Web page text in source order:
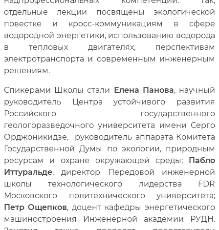
отдельные лекции посвящены экологической
повестке и кросс-коммуникациям в сфере
водородной энергетики, использованию водорода
в тепловых двигателях, перспективам
электротранспорта и современным инженерным
решениям.
Спикерами Школы стали Елена Панова, научный
руководитель Центра устойчивого развития
Российского государственного
геологоразведочного университета имени Серго
Орджоникидзе, руководитель аппарата Комитета
Государственной Думы по экологии, природным
ресурсам и охране окружающей среды;
Пабло
Иттуральде, директор Передовой инженерной
школы технологического лидерства FDR
Московского политехнического университета;
Петр Ощепков, доцент кафедры энергетического
машиностроения Инженерной академии РУДН.